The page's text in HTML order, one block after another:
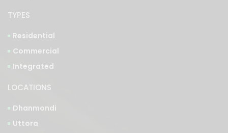
TYPES
Residential
Commercial
Integrated
LOCATIONS
Dhanmondi
Uttora